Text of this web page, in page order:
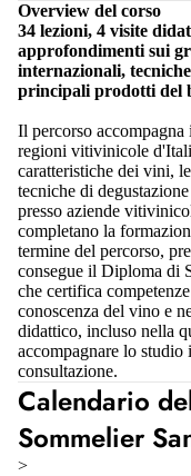
Overview del corso
34 lezioni, 4 visite
approfondimenti sui
internazionali,
principali prodotti del
Il percorso
regioni vitivinicole
caratteristiche dei vini,
tecniche di
presso aziende
completano la
termine del percorso,
consegue il Diploma di
che certifica
conoscenza del vino e
didattico, incluso nella
accompagnare lo
consultazione.
Calendario
Sommelier
>